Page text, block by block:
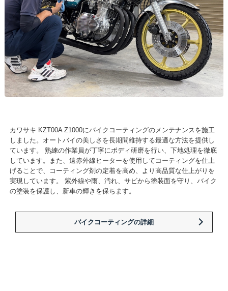
カワサキ KZT00A Z1000にバイクコーティングのメンテナンスを施工
しました。オートバイの美しさを長期間維持する最適な方法を提供し
ています。 熟練の作業員が丁寧にボディ研磨を行い、下地処理を徹底
しています。また、遠赤外線ヒーターを使用してコーティングを仕上
げることで、コーティング剤の定着を高め、より高品質な仕上がりを
実現しています。 紫外線や雨、汚れ、サビから塗装面を守り、バイク
の塗装を保護し、新車の輝きを保ちます。
バイクコーティングの詳細